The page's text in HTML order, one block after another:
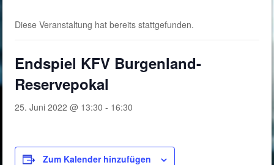
Diese Veranstaltung hat bereits stattgefunden.
Endspiel KFV Burgenland-
Reservepokal
25. Juni 2022 @ 13:30 - 16:30
Zum Kalender hinzufügen